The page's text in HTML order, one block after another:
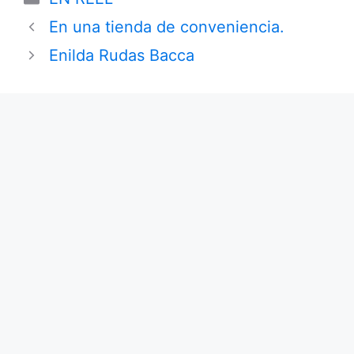
En una tienda de conveniencia.
Enilda Rudas Bacca